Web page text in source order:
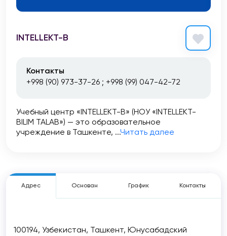
INTELLEKT-B
Контакты
+998 (90) 973-37-26 ; +998 (99) 047-42-72
Учебный центр «INTELLEKT-B» (НОУ «INTELLEKT-
BILIM TALAB») — это образовательное
учреждение в Ташкенте, ...Читать далее
Адрес Основан График Контакты
100194, Узбекистан, Ташкент, Юнусабадский